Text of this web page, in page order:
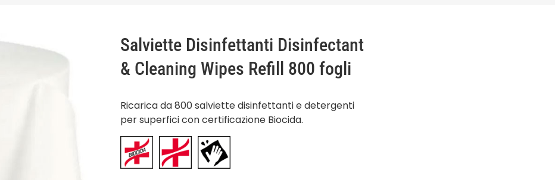
Salviette Disinfettanti Disinfectant
& Cleaning Wipes Refill 800 fogli
Ricarica da 800 salviette disinfettanti e detergenti
per superfici con certificazione Biocida.